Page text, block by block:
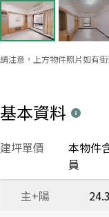
請注意，上方物件照片如有
基本資料
建坪單價
本物件
員
主+陽